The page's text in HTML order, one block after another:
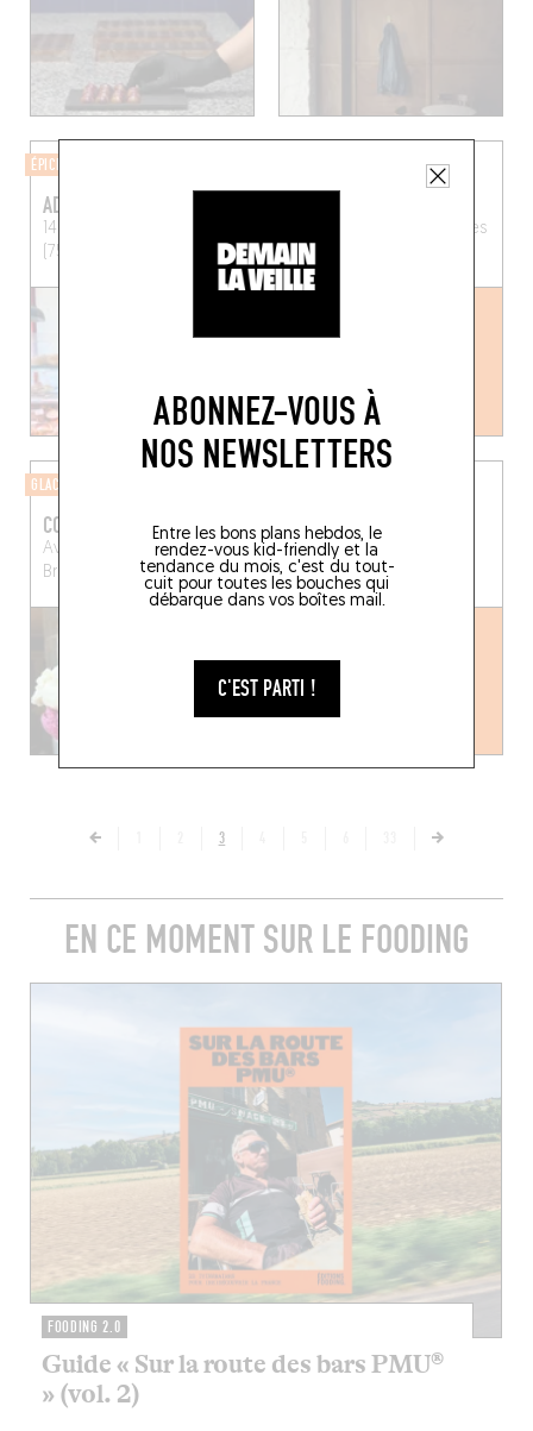
ABONNEZ-VOUS À
NOS NEWSLETTERS
Entre les bons plans hebdos, le
rendez-vous kid-friendly et la
tendance du mois, c'est du tout-
cuit pour toutes les bouches qui
débarque dans vos boîtes mail.
C'EST PARTI !
ÉPICERIE
ADRIANA & MARGOT
14 Rue des Goncourt
(75011)
Ixelles
(1050)
GLACIER
CONES
Av. de l'Hippodrome 59
Bruxelles (1050)
FROM COMPTOIR
Chau. de Charleroi 136
Bruxelles (1060)
3
EN CE MOMENT SUR LE FOODING
FOODING 2.0
Guide « Sur la route des bars PMU®
» (vol. 2)